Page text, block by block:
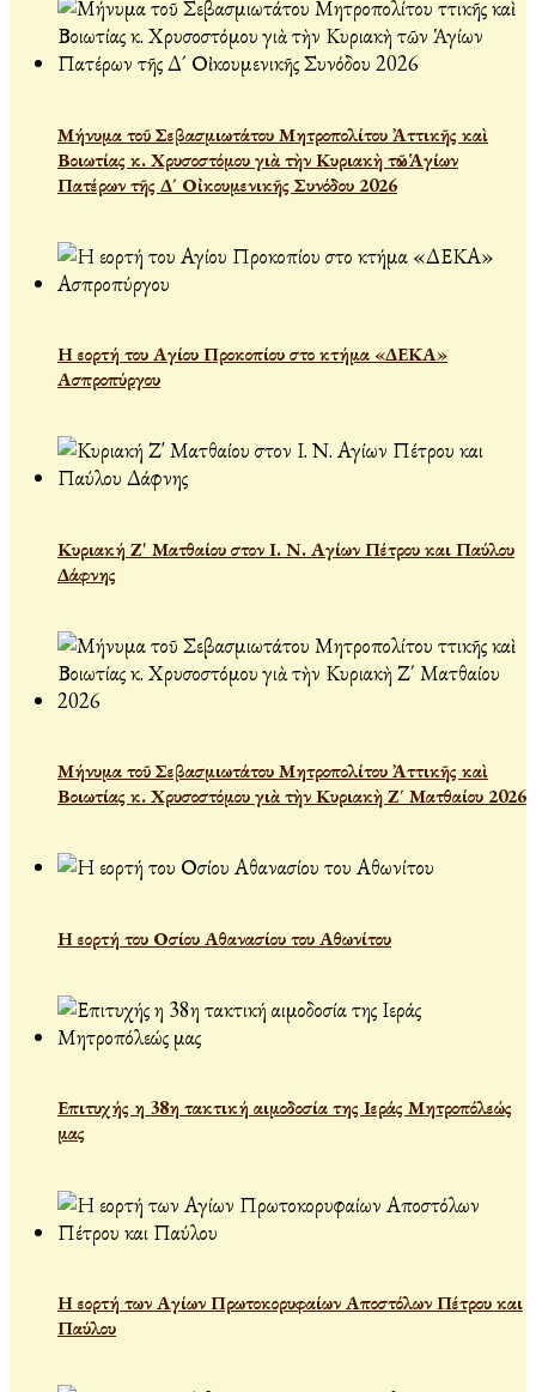
Μήνυμα τοῦ Σεβασμιωτάτου Μητροπολίτου Ἀττικῆς καὶ
Βοιωτίας κ. Χρυσοστόμου γιὰ τὴν Κυριακὴ τῶν Ἁγίων
Πατέρων τῆς Δ´ Οἰκουμενικῆς Συνόδου 2026
Η εορτή του Αγίου Προκοπίου στο κτήμα «ΔΕΚΑ»
Ασπροπύργου
Κυριακή Ζ' Ματθαίου στον Ι. Ν. Αγίων Πέτρου και Παύλου
Δάφνης
Μήνυμα τοῦ Σεβασμιωτάτου Μητροπολίτου Ἀττικῆς καὶ
Βοιωτίας κ. Χρυσοστόμου γιὰ τὴν Κυριακὴ Ζ΄ Ματθαίου 2026
Η εορτή του Οσίου Αθανασίου του Αθωνίτου
Επιτυχής η 38η τακτική αιμοδοσία της Ιεράς Μητροπόλεώς
μας
Η εορτή των Αγίων Πρωτοκορυφαίων Αποστόλων Πέτρου και
Παύλου